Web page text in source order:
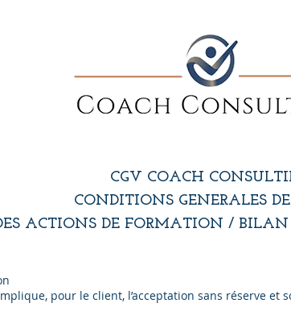
CGV COACH
CONDITIONS GENERALES
ACTIONS DE FORMATION / BILAN
pour le client, l’acceptation sans réserve